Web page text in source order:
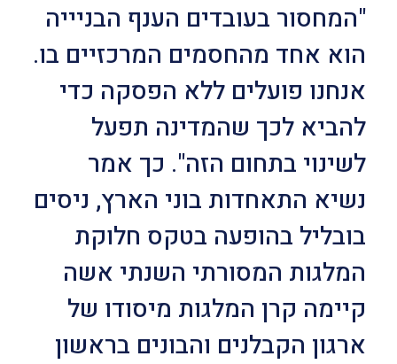
"המחסור בעובדים הענף הבניייה
הוא אחד מהחסמים המרכזיים בו.
אנחנו פועלים ללא הפסקה כדי
להביא לכך שהמדינה תפעל
לשינוי בתחום הזה". כך אמר
נשיא התאחדות בוני הארץ, ניסים
בובליל בהופעה בטקס חלוקת
המלגות המסורתי השנתי אשה
קיימה קרן המלגות מיסודו של
ארגון הקבלנים והבונים בראשון